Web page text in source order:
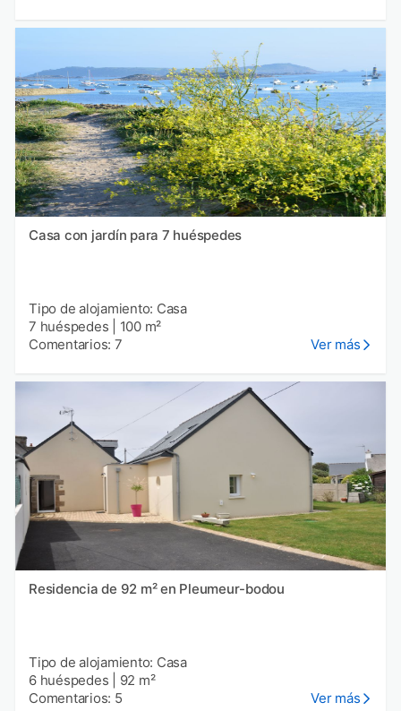
Casa con jardín para 7 huéspedes
Tipo de alojamiento: Casa
7 huéspedes
100 m²
Comentarios: 7
Ver más
Residencia de 92 m² en Pleumeur-bodou
Tipo de alojamiento: Casa
6 huéspedes
92 m²
Comentarios: 5
Ver más